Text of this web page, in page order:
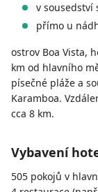
v sousedství
přímo u
ostrov Boa Vista,
km od hlavního
písečné pláže a
Karamboa.
cca 8 km.
Vybavení
505 pokojů v